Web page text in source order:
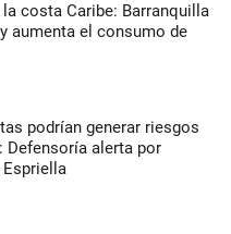
costa Caribe: Barranquilla
aumenta el consumo de
podrían generar riesgos
Defensoría alerta por
Espriella